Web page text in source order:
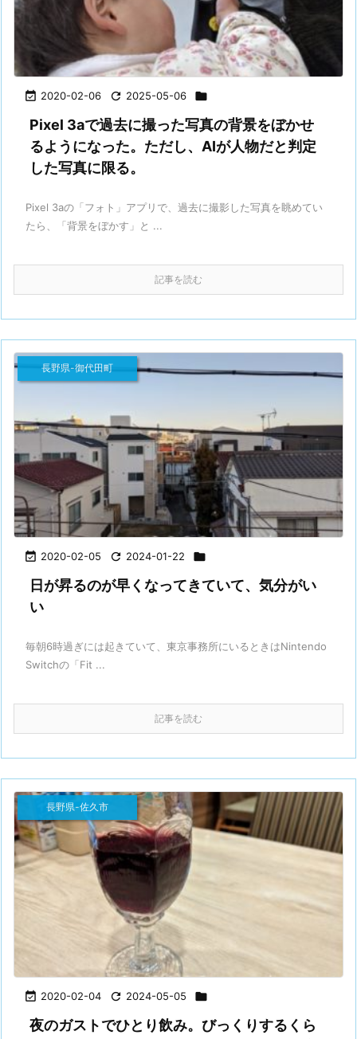
 2020-02-06  2025-05-06 
Pixel 3aで過去に撮った写真の背景をぼかせ
るようになった。ただし、AIが人物だと判定
した写真に限る。
Pixel 3aの「フォト」アプリで、過去に撮影した写真を眺めてい
たら、「背景をぼかす」と ...
記事を読む
 2020-02-05  2024-01-22 
長野県-御代田町
日が昇るのが早くなってきていて、気分がい
い
毎朝6時過ぎには起きていて、東京事務所にいるときはNintendo
Switchの「Fit ...
記事を読む
 2020-02-04  2024-05-05 
長野県-佐久市
夜のガストでひとり飲み。びっくりするくら